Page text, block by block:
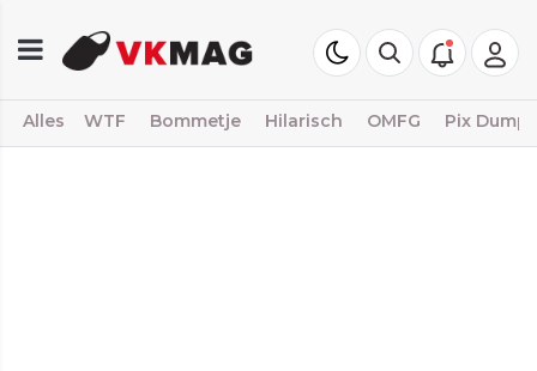
Alles WTF Bommetje Hilarisch OMFG Pix Dump